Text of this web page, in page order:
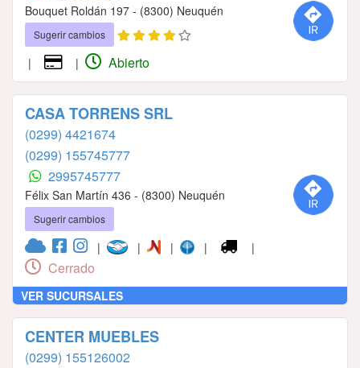
Bouquet Roldán 197 - (8300) Neuquén
Sugerir cambios
| | Abierto
CASA TORRENS SRL
(0299) 4421674
(0299) 155745777
2995745777
Félix San Martín 436 - (8300) Neuquén
Sugerir cambios
| | | | |
Cerrado
VER SUCURSALES
CENTER MUEBLES
(0299) 155126002